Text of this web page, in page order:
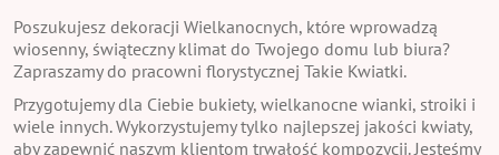
Poszukujesz dekoracji Wielkanocnych, które wprowadzą
wiosenny, świąteczny klimat do Twojego domu lub biura?
Zapraszamy do pracowni florystycznej Takie Kwiatki.
Przygotujemy dla Ciebie bukiety, wielkanocne wianki, stroiki i
wiele innych. Wykorzystujemy tylko najlepszej jakości kwiaty,
aby zapewnić naszym klientom trwałość kompozycji. Jesteśmy